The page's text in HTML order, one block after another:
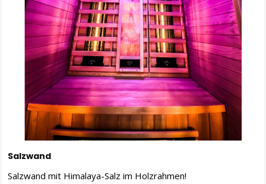
Salzwand
Salzwand mit Himalaya-Salz im Holzrahmen!